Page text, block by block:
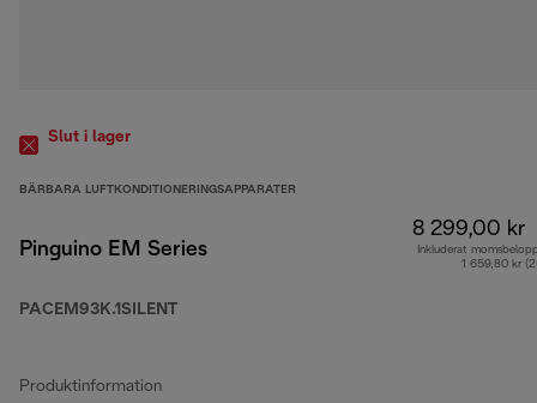
Slut i lager
BÄRBARA LUFTKONDITIONERINGSAPPARATER
Pinguino EM Series
PACEM93K.1SILENT
8 299,00 kr
Inkluderat
1 659,80 kr
Produktinformation